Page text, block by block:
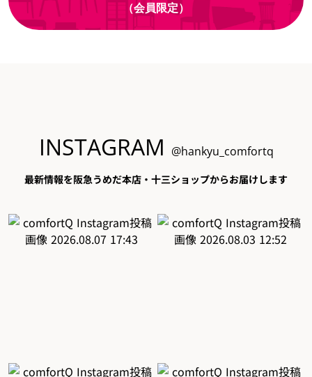
（会員限定）
INSTAGRAM @hankyu_comfortq
最新情報を阪急うめだ本店・十三ショップからお届けします